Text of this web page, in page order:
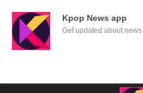
Kpop News app
Get updated about